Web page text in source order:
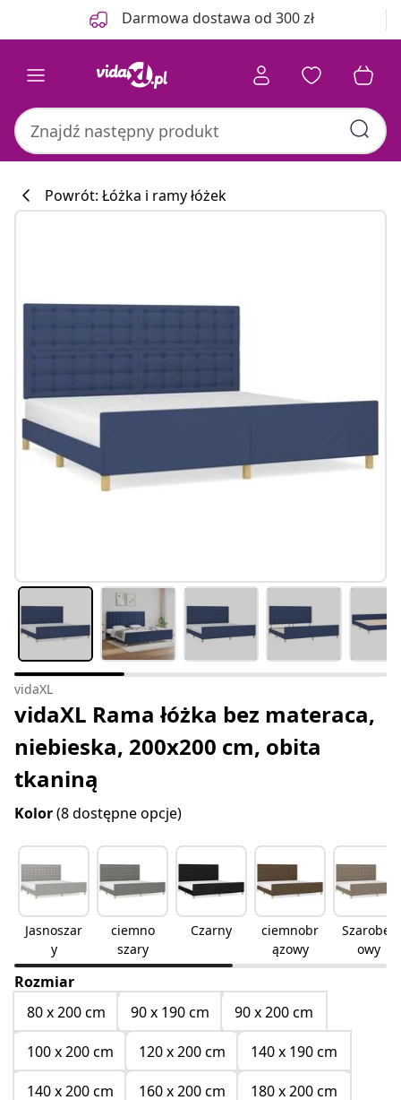
Darmowa dostawa od 300 zł
Powrót: Łóżka i ramy łóżek
vidaXL
vidaXL Rama łóżka bez materaca,
niebieska, 200x200 cm, obita
tkaniną
Kolor(8 dostępne opcje)
Jasnoszar
y
ciemno
szary
Czarny
ciemnobr
ązowy
Szarobeż
owy
Rozmiar
80 x 200 cm
90 x 190 cm
90 x 200 cm
100 x 200 cm
120 x 200 cm
140 x 190 cm
140 x 200 cm
160 x 200 cm
180 x 200 cm